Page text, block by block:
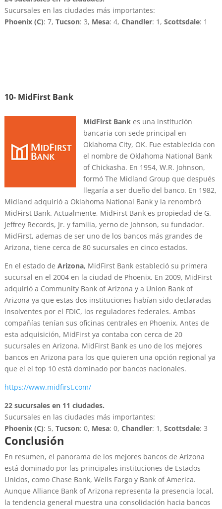
Sucursales en las ciudades más importantes:
Phoenix (C): 7, Tucson: 3, Mesa: 4, Chandler: 1, Scottsdale: 1
10- MidFirst Bank
MidFirst Bankes una institución
bancaria con sede principal en
Oklahoma City, OK. Fue establecida con
el nombre de Oklahoma National Bank
of Chickasha. En 1954, W.R. Johnson,
formó The Midland Group que después
llegaría a ser dueño del banco. En 1982,
Midland adquirió a Oklahoma National Bank y la renombró
MidFirst Bank. Actualmente, MidFirst Bank es propiedad de G.
Jeffrey Records, Jr. y familia, yerno de Johnson, su fundador.
MidFirst, ademas de ser uno de los bancos más grandes de
Arizona, tiene cerca de 80 sucursales en cinco estados.
En el estado de Arizona, MidFirst Bank estableció su primera
sucursal en el 2004 en la ciudad de Phoenix. En 2009, MidFirst
adquirió a Community Bank of Arizona y a Union Bank of
Arizona ya que estas dos instituciones habían sido declaradas
insolventes por el FDIC, los reguladores federales. Ambas
compañías tenían sus oficinas centrales en Phoenix. Antes de
esta adquisición, MidFirst ya contaba con cerca de 20
sucursales en Arizona. MidFirst Bank es uno de los mejores
bancos en Arizona para los que quieren una opción regional ya
que el el top 10 está dominado por bancos nacionales.
https://www.midfirst.com/
22 sucursales en 11 ciudades.
Sucursales en las ciudades más importantes:
Phoenix (C): 5, Tucson: 0, Mesa: 0, Chandler: 1, Scottsdale: 3
Conclusión
En resumen, el panorama de los mejores bancos de Arizona
está dominado por las principales instituciones de Estados
Unidos, como Chase Bank, Wells Fargo y Bank of America.
Aunque Alliance Bank of Arizona representa la presencia local,
la tendencia general muestra una consolidación hacia bancos